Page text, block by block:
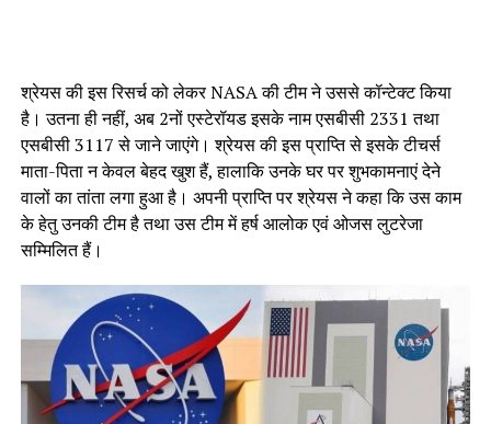
श्रेयस की इस रिसर्च को लेकर NASA की टीम ने उससे कॉन्टेक्ट किया
है। उतना ही नहीं, अब 2नों एस्टेरॉयड इसके नाम एसबीसी 2331 तथा
एसबीसी 3117 से जाने जाएंगे। श्रेयस की इस प्राप्ति से इसके टीचर्स
माता-पिता न केवल बेहद खुश हैं, हालाकि उनके घर पर शुभकामनाएं देने
वालों का तांता लगा हुआ है। अपनी प्राप्ति पर श्रेयस ने कहा कि उस काम
के हेतु उनकी टीम है तथा उस टीम में हर्ष आलोक एवं ओजस लुटरेजा
सम्मिलित हैं।